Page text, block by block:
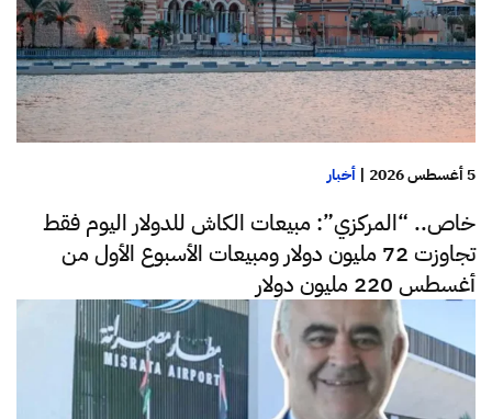
5 أغسطس 2026 | أخبار
خاص.. “المركزي”: مبيعات الكاش للدولار اليوم فقط
تجاوزت 72 مليون دولار ومبيعات الأسبوع الأول من
أغسطس 220 مليون دولار